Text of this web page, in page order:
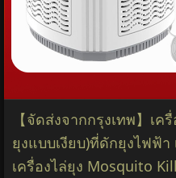
【จัดส่งจากกรุงเทพ】เ
ยุงแบบเงียบ)ที่ดักยุงไฟฟ้
เครื่องไล่ยุง Mosquito